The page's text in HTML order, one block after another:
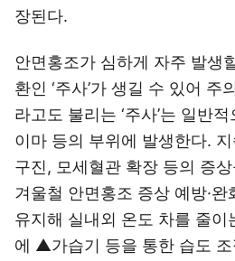
장된다.
안면홍조가 심하게 자주 발생
환인 ‘주사’가 생길 수 있어 주
라고도 불리는 ‘주사’는 일반
이마 등의 부위에 발생한다.
구진, 모세혈관 확장 등의 증
겨울철 안면홍조 증상 예방·
유지해 실내외 온도 차를 줄이
에 ▲가습기 등을 통한 습도